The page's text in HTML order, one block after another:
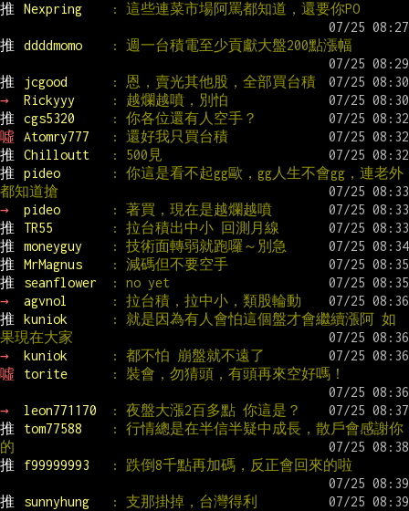
推
Nexpring : 這些連菜市場阿罵都知道，還要你PO
推 ddddmomo : 週一台積電至少貢獻大盤200點漲幅
推 jcgood
: 恩，賣光其他股，全部買台積
→
Rickyyy
: 越爛越噴，別怕
推
cgs5320
: 你各位還有人空手？
噓
Atomry777
: 還好我只買台積
推
Chilloutt
: 500見
推
pideo
: 你這是看不起gg歐，gg人生不會gg，連老外
都知道搶
→
pideo
: 著買，現在是越爛越噴
推
TR55
: 拉台積出中小 回測月線
推
moneyguy
: 技術面轉弱就跑囉～別急
推
MrMagnus
: 減碼但不要空手
推
seanflower
: no yet
→
agvnol
: 拉台積，拉中小，類股輪動
推
kuniok
: 就是因為有人會怕這個盤才會繼續漲阿 如
果現在大家
→
kuniok
: 都不怕 崩盤就不遠了
噓
torite : 裝會，勿猜頭，有頭再來空好嗎！
→ leon771170
: 夜盤大漲2百多點 你這是？
推
tom77588
: 行情總是在半信半疑中成長，散戶會感謝你
的
推
f99999993 : 跌倒8千點再加碼，反正會回來的啦
推 sunnyhung
: 支那掛掉，台灣得利